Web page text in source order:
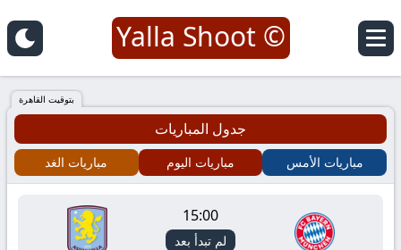
يلا
شوت
|
Yalla
Shoot
© Yalla Shoot
بتوقيت القاهرة
جدول المباريات
مباريات الأمس مباريات اليوم مباريات الغد
15:00
لم تبدأ بعد